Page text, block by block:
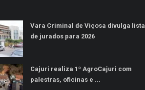
Vara Criminal de Viçosa divulga lista
de jurados para 2026
Cajuri realiza 1º AgroCajuri com
palestras, oficinas e ...